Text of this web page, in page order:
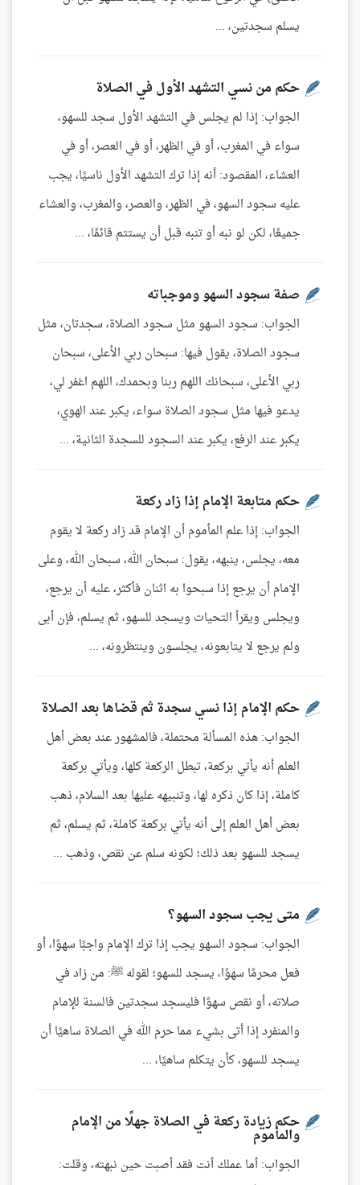
يسلم سجدتين، ...
حكم من نسي التشهد الأول في الصلاة
الجواب: إذا لم يجلس في التشهد الأول سجد للسهو،
سواء في المغرب، أو في الظهر، أو في العصر، أو في
العشاء، المقصود: أنه إذا ترك التشهد الأول ناسيًا، يجب
عليه سجود السهو، في الظهر، والعصر، والمغرب، والعشاء
جميعًا، لكن لو نبه أو تنبه قبل أن يستتم قائمًا، ...
صفة سجود السهو وموجباته
الجواب: سجود السهو مثل سجود الصلاة، سجدتان، مثل
سجود الصلاة، يقول فيها: سبحان ربي الأعلى، سبحان
ربي الأعلى، سبحانك اللهم ربنا وبحمدك، اللهم اغفر لي،
يدعو فيها مثل سجود الصلاة سواء، يكبر عند الهوي،
يكبر عند الرفع، يكبر عند السجود للسجدة الثانية، ...
حكم متابعة الإمام إذا زاد ركعة
الجواب: إذا علم المأموم أن الإمام قد زاد ركعة لا يقوم
معه، يجلس، ينبهه، يقول: سبحان الله، سبحان الله، وعلى
الإمام أن يرجع إذا سبحوا به اثنان فأكثر، عليه أن يرجع،
ويجلس ويقرأ التحيات ويسجد للسهو، ثم يسلم، فإن أبى
ولم يرجع لا يتابعونه، يجلسون وينتظرونه، ...
حكم الإمام إذا نسي سجدة ثم قضاها بعد الصلاة
الجواب: هذه المسألة محتملة، فالمشهور عند بعض أهل
العلم أنه يأتي بركعة، تبطل الركعة كلها، ويأتي بركعة
كاملة، إذا كان ذكره لها، وتنبيهه عليها بعد السلام، ذهب
بعض أهل العلم إلى أنه يأتي بركعة كاملة، ثم يسلم، ثم
يسجد للسهو بعد ذلك؛ لكونه سلم عن نقص، وذهب ...
متى يجب سجود السهو؟
الجواب: سجود السهو يجب إذا ترك الإمام واجبًا سهوًا، أو
فعل محرمًا سهوًا، يسجد للسهو؛ لقوله ﷺ: من زاد في
صلاته، أو نقص سهوًا فليسجد سجدتين فالسنة للإمام
والمنفرد إذا أتى بشيء مما حرم الله في الصلاة ساهيًا أن
يسجد للسهو، كأن يتكلم ساهيًا، ...
حكم زيادة ركعة في الصلاة جهلًا من الإمام
والمأموم
الجواب: أما عملك أنت فقد أصبت حين نبهته، وقلت: